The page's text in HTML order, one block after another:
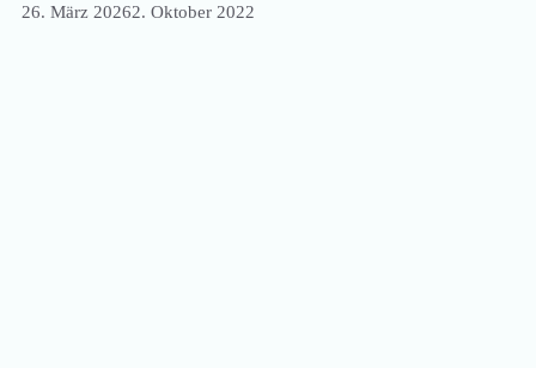
26. März 20262. Oktober 2022